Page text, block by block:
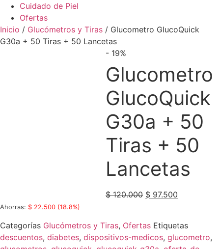
Cuidado de Piel
Ofertas
Inicio / Glucómetros y Tiras / Glucometro GlucoQuick
G30a + 50 Tiras + 50 Lancetas
- 19%
Glucometro
GlucoQuick
G30a + 50
Tiras + 50
Lancetas
$120.000 Original
$ 120.000.
$ 97.500
$ 97.500.
Ahorras: $ 22.500 (18.8%)
Categorías Glucómetros y Tiras, Ofertas Etiquetas
descuentos, diabetes, dispositivos-medicos, glucometro,